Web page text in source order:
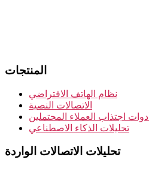
المنتجات
نظام الهاتف الافتراضي
الاتصالات النصية
أدوات اجتذاب العملاء المحتملين
تحليلات الذكاء الاصطناعي
تحليلات الاتصالات الواردة